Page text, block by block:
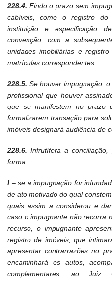
228.4. Findo o prazo sem
cabíveis, como o registro
instituição e especificação
convenção, com a
unidades imobiliárias e
matrículas correspondentes.
228.5. Se houver impugnação,
profissional que houver
que se manifestem no
formalizarem transação para
imóveis designará audiência de
228.6. Infrutífera a
forma:
I – se a impugnação for
de ato motivado do qual
quais assim a considerou e
caso o impugnante não recorra
recurso, o impugnante
registro de imóveis, que
apresentar contrarrazões no
encaminhará os autos,
complementares, ao Juiz